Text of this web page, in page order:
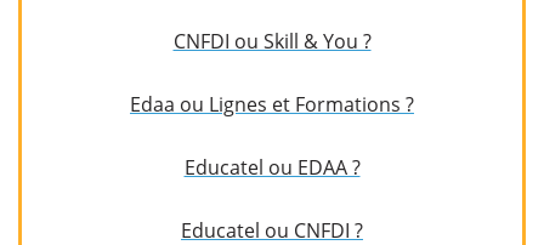
CNFDI ou Skill & You ?
Edaa ou Lignes et Formations ?
Educatel ou EDAA ?
Educatel ou CNFDI ?